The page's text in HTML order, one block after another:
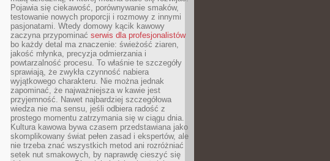
Pojawia się ciekawość, porównywanie smaków,
testowanie nowych proporcji i rozmowy z innymi
pasjonatami. Wtedy domowy kącik kawowy
zaczyna przypominać serwis dla profesjonalistów
bo każdy detal ma znaczenie: świeżość ziaren,
jakość młynka, precyzja odmierzania i
powtarzalność procesu. To właśnie te szczegóły
sprawiają, że zwykła czynność nabiera
wyjątkowego charakteru. Nie można jednak
zapominać, że najważniejsza w kawie jest
przyjemność. Nawet najbardziej szczegółowa
wiedza nie ma sensu, jeśli odbiera radość z
prostego momentu zatrzymania się w ciągu dnia.
Kultura kawowa bywa czasem przedstawiana jako
skomplikowany świat pełen zasad i ekspertów, ale
nie trzeba znać wszystkich metod ani rozróżniać
setek nut smakowych, by naprawdę cieszyć się